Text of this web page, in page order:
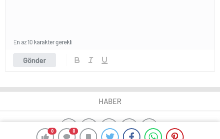
0 0
Gönder
En az 10 karakter gerekli
HABER